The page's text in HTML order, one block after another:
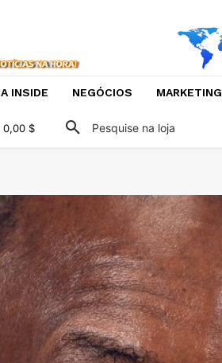
INSIDE NEGÓCIOS MARKETING
0,00 $ Pesquise na loja